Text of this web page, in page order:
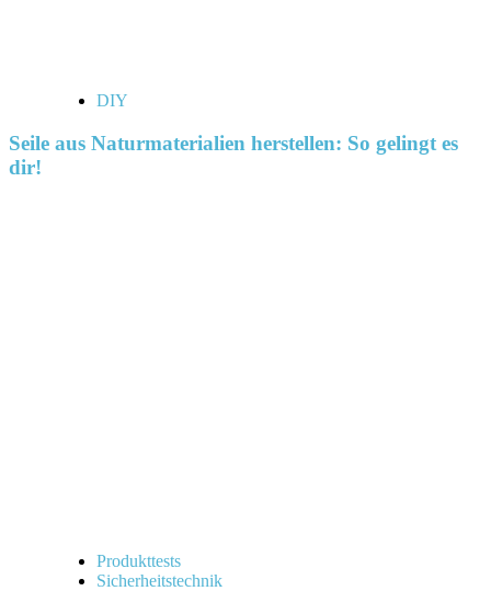
DIY
Seile aus Naturmaterialien herstellen: So gelingt es
dir!
Produkttests
Sicherheitstechnik